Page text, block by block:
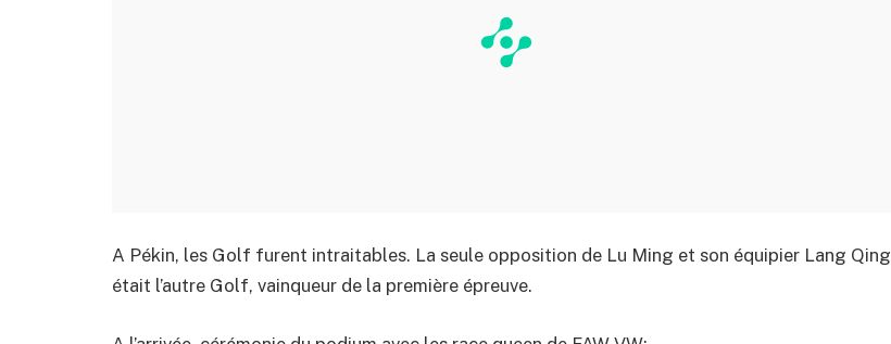
A Pékin, les Golf furent intraitables. La seule opposition de Lu Ming et son équipier Lang Qing
était l’autre Golf, vainqueur de la première épreuve.